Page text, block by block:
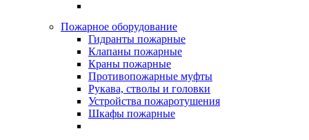
Пожарное оборудование
Гидранты пожарные
Клапаны пожарные
Краны пожарные
Противопожарные муфты
Рукава, стволы и головки
Устройства пожаротушения
Шкафы пожарные